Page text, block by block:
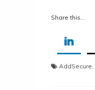
Share this...
AddSecure